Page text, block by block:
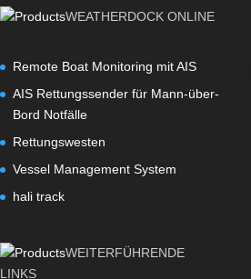
WEATHERDOCK ONLINE
Remote Boat Monitoring mit AIS
AIS Rettungssender für Mann-über-
Bord Notfälle
Rettungswesten
Vessel Management System
hali track
WEITERFÜHRENDE
LINKS